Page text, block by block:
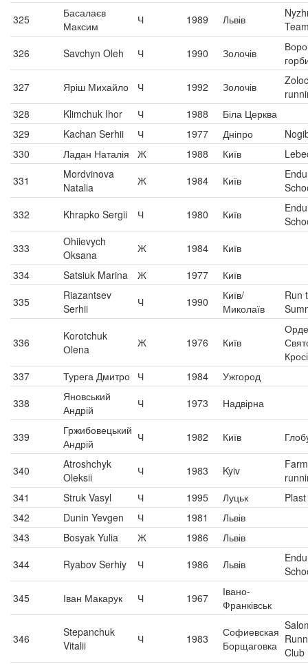
325
Басалаєв
Максим
Ч 1989 Львів
326
Savchyn Oleh Ч 1990 Золочів
327
Яріш Михайло Ч 1992 Золочів
328
Klimchuk Ihor Ч 1988
Біла Церква
329
Kachan Serhii Ч 1977 Дніпро
330
Ладан Наталія Ж 1988 Київ
331
Mordvinova
Natalia
Ж 1984 Київ
332
Khrapko Sergii Ч 1980 Київ
333
Ohiievych
Oksana
Ж 1984
Київ
334
Satsiuk Marina Ж 1977
Київ
335
Riazantsev
Serhii
Ч 1990
Київ/
Миколаїв
Run
336
Korotchuk
Оlena
Ж 1976 Київ
337
Турега Дмитро Ч 1984
Ужгород
338
Яновський
Андрій
Ч 1973 Надвірна
339
Гржибовецький
Андрій
Ч 1982 Київ
340
Atroshchyk
Oleksii
Ч 1983 Kyiv
341
Struk Vasyl Ч 1995 Луцьк
342
Dunin Yevgen Ч 1981
Львів
343
Bosyak Yulia Ж 1986
Львів
344
Ryabov Serhiy Ч 1986 Львів
345
Іван Макарук Ч 1967
Івано-
Франківськ
346
Stepanchuk
Vitalii
Ч 1983
Софиевская
Борщаговка Club